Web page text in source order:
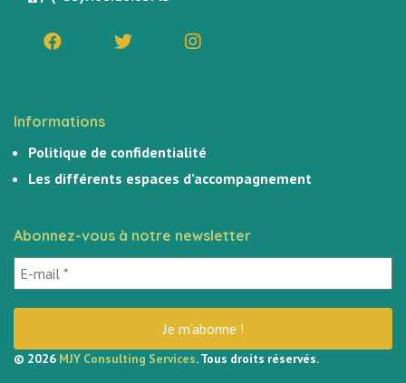
Informations
Politique de confidentialité
Les différents espaces d’accompagnement
Abonnez-vous à notre newsletter
© 2026 MJY Consulting Services. Tous droits réservés.